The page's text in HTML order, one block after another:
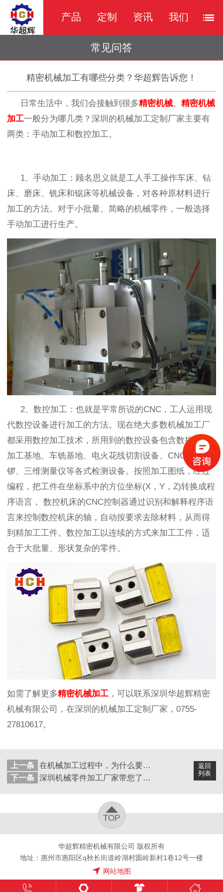
产品 定制 资讯 我们
常见问答
精密机械加工有哪些分类？华超辉告诉您！
日常生活中，我们会接触到很多精密机械。 精密机械
加工一般分为哪几类？深圳的机械加工定制厂家主要有
两类：手动加工和数控加工。
1、手动加工：顾名思义就是工人手工操作车床、钻
床、磨床、铣床和锯床等机械设备，对各种原材料进行
加工的方法。对于小批量、简略的机械零件，一般选择
手动加工进行生产。
2、 数控加工：也就是平常所说的CNC，工人运用现
代数控设备进行加工的方法。现在绝大多数机械加工厂
都采用数控加工技术，所用到的数控设备包含数控机床
加工基地、车铣基地、电火花线切割设备、CNC电脑
锣、三维测量仪等各式检测设备。按照加工图纸，经过
编程，把工件在坐标系中的方位坐标(X，Y，Z)转换成程
序语言， 数控机床的CNC控制器通过识别和解释程序语
言来控制数控机床的轴 ， 自动按要求去除材料，从而得
到精加工工件。数控加工以连续的方式来加工工件，适
合于大批量、形状复杂的零件。
如需了解更多精密机械加工 ，可以联系深圳华超辉精密
机械有限公司，在深圳的机械加工定制厂家，0755-
27810617。
返回
列表
上一条
在机械加工过程中，为什么要制定工艺流程？
下一条
深圳机械零件加工厂家带您了解精密零件加工的要求
TOP
华超辉精密机械有限公司 版权所有
地址：惠州市惠阳区q秋长街道岭湖村圆岭新村1巷12号一楼
网站地图